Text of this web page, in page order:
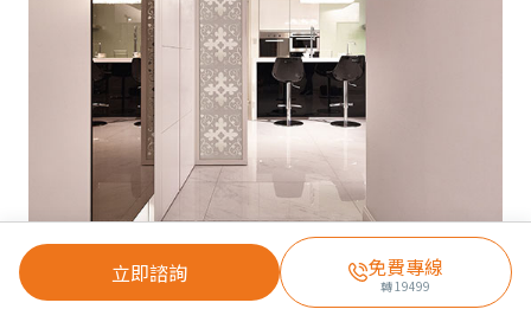
立即諮詢 免費專線
轉19499